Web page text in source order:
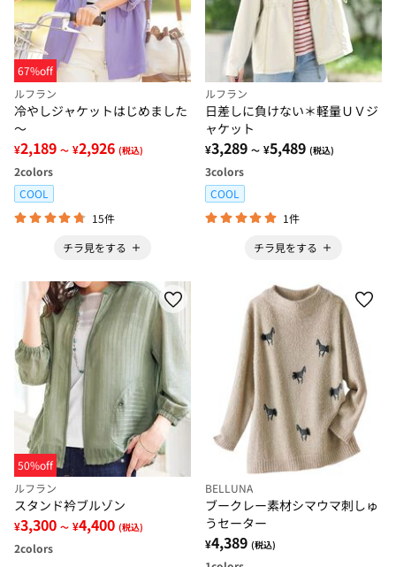
67%off
ルフラン
冷やしジャケットはじめました
～
¥2,189 ～ ¥2,926 (税込)
2colors
COOL
15件
チラ見をする
ルフラン
日差しに負けない＊軽量ＵＶジ
ャケット
¥3,289 ～ ¥5,489 (税込)
3colors
COOL
1件
チラ見をする
50%off
ルフラン
スタンド衿ブルゾン
¥3,300 ～ ¥4,400 (税込)
2colors
BELLUNA
ブークレー素材シマウマ刺しゅ
うセーター
¥4,389 (税込)